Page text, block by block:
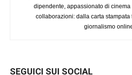
dipendente, appassionato di cinema
collaborazioni: dalla carta stampata
giornalismo
SEGUICI SUI SOCIAL